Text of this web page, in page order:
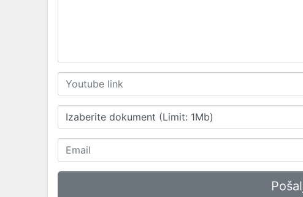
Izaberite dokument (Limit: 1Mb)